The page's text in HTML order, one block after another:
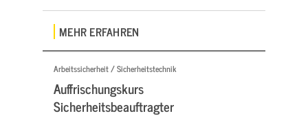
MEHR ERFAHREN
Arbeitssicherheit / Sicherheitstechnik
Auffrischungskurs
Sicherheitsbeauftragter